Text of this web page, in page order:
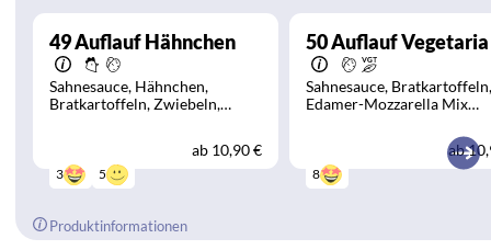
49Auflauf Hähnchen
Sahnesauce Hähnchen
Bratkartoffeln Zwiebeln
ab 10,90 €
3 5
50Auflauf Vegetaria
Sahnesauce Bratkartoffeln
Edamer-Mozzarella Mix
ab
8
Produktinformationen